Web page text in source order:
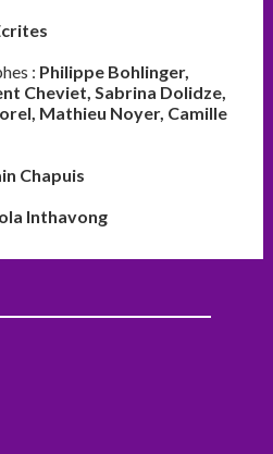
: Philippe Bohlinger,
Cheviet, Sabrina Dolidze,
Mathieu Noyer, Camille
Chapuis
Inthavong